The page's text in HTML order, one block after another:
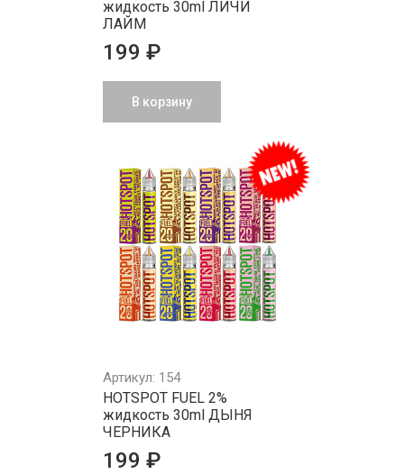
жидкость 30ml ЛИЧИ
ЛАЙМ
199 ₽
В корзину
Артикул: 154
HOTSPOT FUEL 2%
жидкость 30ml ДЫНЯ
ЧЕРНИКА
199 ₽